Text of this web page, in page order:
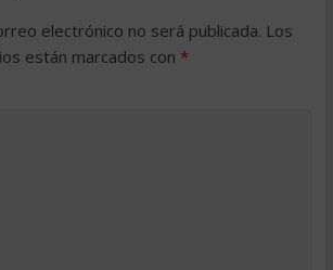
electrónico no será publicada. Los
están marcados con *